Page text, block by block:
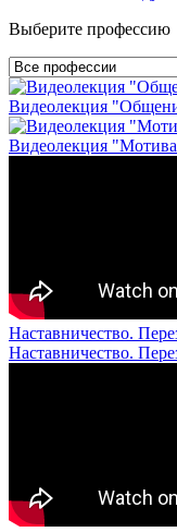
Выберите профессию
Видеолекция
Видеолекция
Наставничество.
Наставничество.